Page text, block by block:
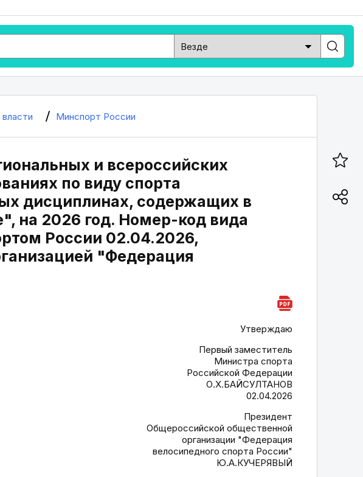
Минспорт России
и всероссийских
по виду спорта
дисциплинах, содержащих в
на 2026 год. Номер-код вида
России 02.04.2026,
"Федерация
Утверждаю
Первый заместитель
Министра спорта
Российской Федерации
О.Х.БАЙСУЛТАНОВ
02.04.2026
Президент
Общероссийской общественной
организации "Федерация
велосипедного спорта России"
Ю.А.КУЧЕРЯВЫЙ